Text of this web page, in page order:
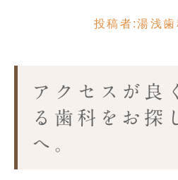
投稿者:湯浅
アクセスが良
る歯科をお探
へ。